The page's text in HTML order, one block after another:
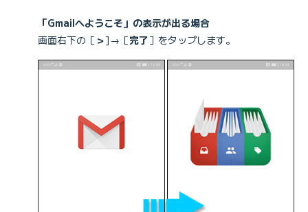
「Gmailへようこそ」の表示が出る場合
画面右下の［ ＞]→［完了］をタップします。